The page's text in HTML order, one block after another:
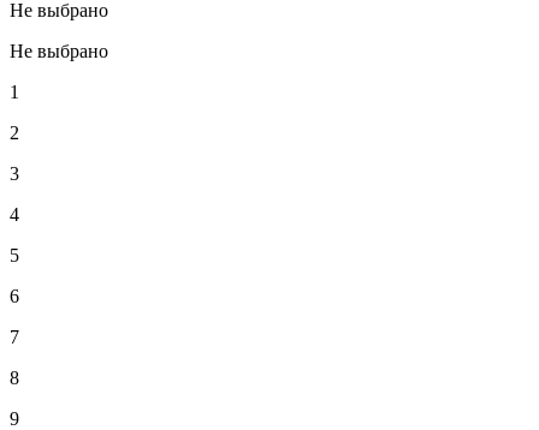
Не выбрано
Не выбрано
1
2
3
4
5
6
7
8
9